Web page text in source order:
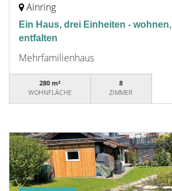
Ainring
Ein Haus, drei Einheiten -
entfalten
Mehrfamilienhaus
280 m²
WOHNFLÄCHE
8
ZIMMER